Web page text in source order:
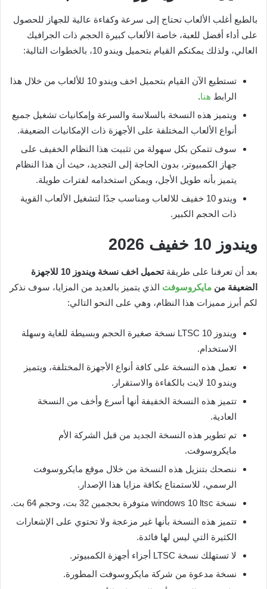
بالطبع أغلب الألعاب تحتاج إلى سرعة وكفاءة عالية للجهاز للحصول
على أداء أفضل للعبة، خاصة الألعاب كبيرة الحجم ذات الجرافيك
العالي، ولذلك يمكنكم القيام بتحميل ويندو 10، بالخطوات التالية:
تستطيع الآن القيام بتحميل اخف ويندو 10 للألعاب من خلال هذا
الرابط هنا.
ويتميز هذه النسخة بالسلاسة والسرعة وإمكانيات تشغيل جميع
أنواع الألعاب المختلفة على الأجهزة ذات الإمكانيات الضعيفة.
سوف تتمكن بكل سهولة من تثبيت هذا النظام الخفيف على
جهاز الكمبيوتر، بدون الحاجة إلى التجديد، حيث أن هذا النظام
يتميز بأنه طويل الأجل، ويمكن استخدامه لفترات طويلة.
ويندو 10 خفيف للالعاب ومناسب جدًا لتشغيل الألعاب القوية
ذات الحجم الكبير.
ويندوز 10 خفيف 2026
بعد أن تعرفنا على طريقة
تحميل اخف نسخة ويندوز 10 للاجهزة
الضعيفة من مايكروسوفت الذي يتميز بالعديد من المزايا، سوف نذكر
لكم أبرز مميزات هذا النظام، وهي على النحو التالي:
ويندوز 10 LTSC نسخة صغيرة الحجم وبسيطة للغاية وسهلة
الاستخدام.
تعمل هذه النسخة على كافة أنواع الأجهزة المختلفة، ويتميز
ويندو 10 لايت بالكفاءة والاستقرار.
تتميز هذه النسخة الخفيفة أنها أسرع وأخف من النسخة
العادية.
تم تطوير هذه النسخة الجديد من قبل الشركة الأم
مايكروسوفت.
ننصحك بتنزيل هذه النسخة من خلال موقع مايكروسوفت
الرسمي، للاستمتاع بكافة مزايا هذا الإصدار.
نسخة windows 10 ltsc متوفرة بحجمين 32 بت، وحجم 64 بت.
تتميز هذه النسخة بأنها غير مزعجة ولا تحتوي على الإشعارات
الكثيرة التي ليس لها فائدة.
لا تستهلك نسخة LTSC أجزاء أجهزة الكمبيوتر.
نسخة مدعوة من شركة مايكروسوفت المطورة.